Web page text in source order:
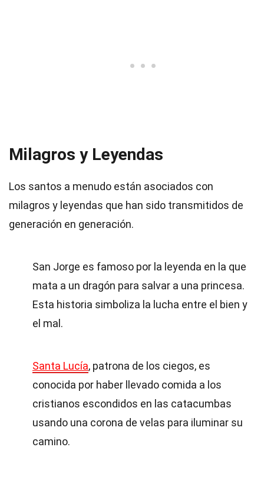
Milagros y Leyendas
Los santos a menudo están asociados con
milagros y leyendas que han sido transmitidos de
generación en generación.
San Jorge es famoso por la leyenda en la que
mata a un dragón para salvar a una princesa.
Esta historia simboliza la lucha entre el bien y
el mal.
Santa Lucía, patrona de los ciegos, es
conocida por haber llevado comida a los
cristianos escondidos en las catacumbas
usando una corona de velas para iluminar su
camino.